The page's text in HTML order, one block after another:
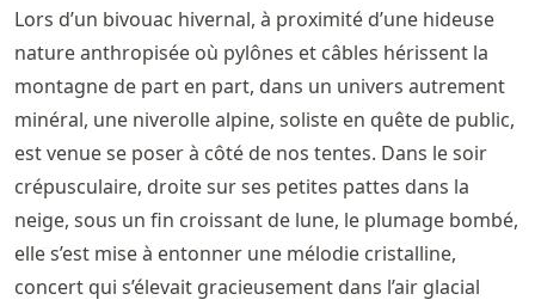
Lors d’un bivouac hivernal, à proximité d’une hideuse
nature anthropisée où pylônes et câbles hérissent la
montagne de part en part, dans un univers autrement
minéral, une niverolle alpine, soliste en quête de public,
est venue se poser à côté de nos tentes. Dans le soir
crépusculaire, droite sur ses petites pattes dans la
neige, sous un fin croissant de lune, le plumage bombé,
elle s’est mise à entonner une mélodie cristalline,
concert qui s’élevait gracieusement dans l’air glacial